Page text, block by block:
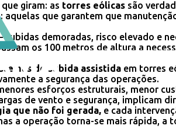
giram: as torres eólicas são
que garantem que
demoradas, risco elevado e
os 100 metros de altura a
de subida assistida em torres
a segurança das operações.
esforços estruturais, menor
de vento e segurança, implicam
que não foi gerada, e cada
a operação torna-se mais rápida,